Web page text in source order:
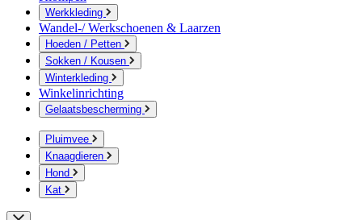
Werkkleding
Wandel-/ Werkschoenen & Laarzen
Hoeden / Petten
Sokken / Kousen
Winterkleding
Winkelinrichting
Gelaatsbescherming
Pluimvee
Knaagdieren
Hond
Kat